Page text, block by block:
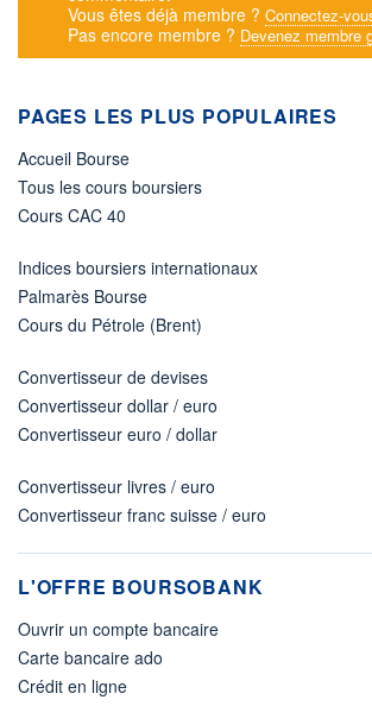
Vous êtes déjà membre ? Connectez-
Pas encore membre ? Devenez membre
PAGES LES PLUS POPULAIRES
Accueil Bourse
Tous les cours boursiers
Cours CAC 40
Indices boursiers internationaux
Palmarès Bourse
Cours du Pétrole (Brent)
Convertisseur de devises
Convertisseur dollar / euro
Convertisseur euro / dollar
Convertisseur livres / euro
Convertisseur franc suisse / euro
L'OFFRE BOURSOBANK
Ouvrir un compte bancaire
Carte bancaire ado
Crédit en ligne